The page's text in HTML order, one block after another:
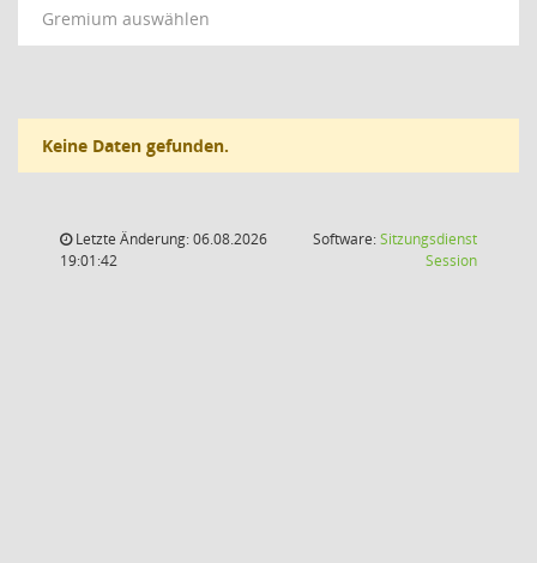
Gremium auswählen
Keine Daten gefunden.
Letzte Änderung: 06.08.2026
19:01:42
Software:Sitzungsdienst
Session(Wird in